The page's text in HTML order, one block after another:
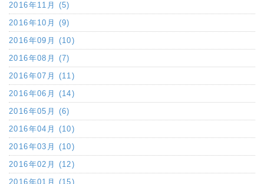
2016年11月 (5)
2016年10月 (9)
2016年09月 (10)
2016年08月 (7)
2016年07月 (11)
2016年06月 (14)
2016年05月 (6)
2016年04月 (10)
2016年03月 (10)
2016年02月 (12)
2016年01月 (15)